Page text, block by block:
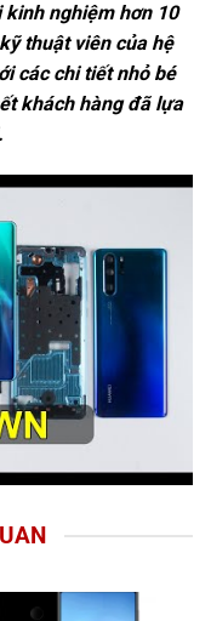
nghiệm hơn 10
thuật viên của hệ
các chi tiết nhỏ bé
khách hàng đã lựa